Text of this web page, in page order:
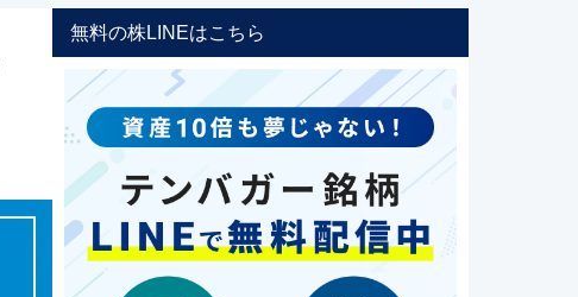
無料の株LINEはこちら